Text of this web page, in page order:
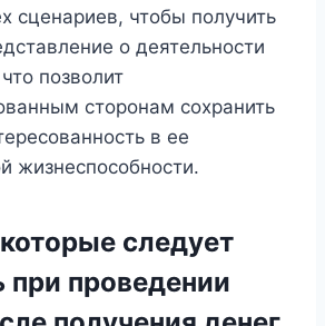
сценариев, чтобы получить
о деятельности
позволит
сторонам сохранить
в ее
жизнеспособности.
следует
при проведении